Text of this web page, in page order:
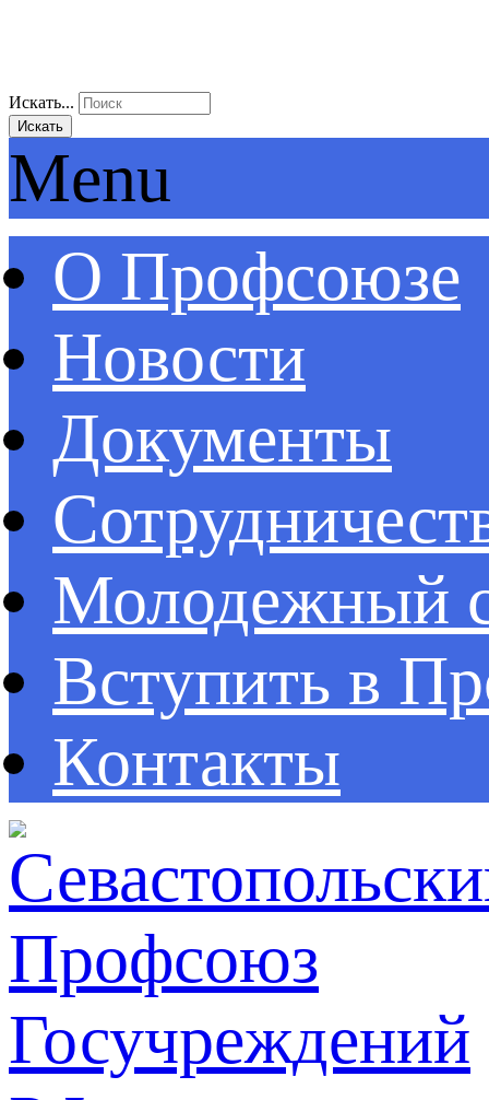
Искать...
Искать
Menu
О Профсоюзе
Новости
Документы
Молодежный
Вступить в
Контакты